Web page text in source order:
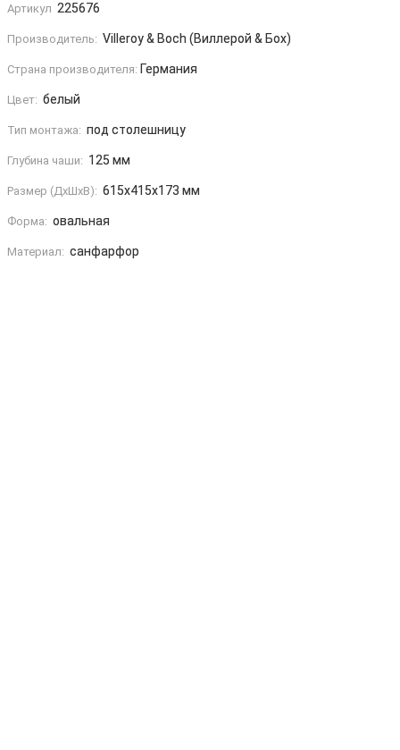
Артикул 225676
Производитель: Villeroy & Boch (Виллерой & Бох)
Страна производителя: Германия
Цвет: белый
Тип монтажа: под столешницу
Глубина чаши: 125 мм
Размер (ДxШxВ): 615x415x173 мм
Форма: овальная
Материал: санфарфор